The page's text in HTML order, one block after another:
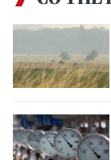
Chuyên
CÁC CHUYÊN
VỀ BÁO NHÂN